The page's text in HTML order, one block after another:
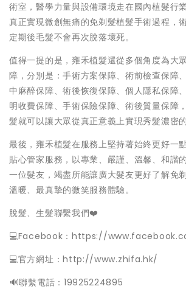
術室，醫學力量與設備環境走在國內植髮行
真正實現微創無痛的免剃髮植髮手術過程，
定期後毛髮不會再次脫落壞死。
值得一提的是，雍禾植髮還從多個角度為大
障，分別是：手術方案保障、術前檢查保障
中麻醉保障、術後恢復保障、個人隱私保障
明收費保障、手術保險保障、術後質量保障
髮就可以讓大眾從真正意義上實現秀髮濃密的
最後，雍禾植髮在服務上堅持著始終更好一
貼心管家服務，以專業、嚴謹、溫馨、和諧
一位髮友，竭盡所能讓廣大髮友更好了解免
溫暖、最真摯的微笑服務體驗。
脫髮、生髮聯繫我們❤️
💻Facebook：https://
💻官方網址：http://www.zhifa.hk/
️🔊聯繫電話：19925224895